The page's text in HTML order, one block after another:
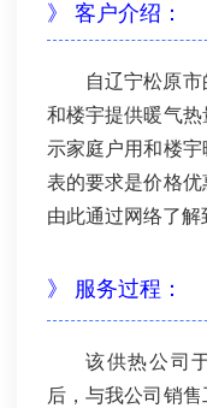
》 客户介绍：
自辽宁松原
和楼宇提供暖气
示家庭户用和楼
表的要求是价格优
由此通过网络了解
》 服务过程：
该供热公司
后，与我公司销